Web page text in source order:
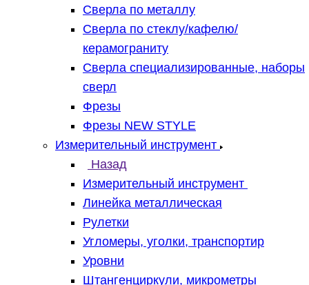
Сверла по металлу
Сверла по стеклу/кафелю/
керамограниту
Сверла специализированные, наборы
сверл
Фрезы
Фрезы NEW STYLE
Измерительный инструмент
Назад
Измерительный инструмент
Линейка металлическая
Рулетки
Угломеры, уголки, транспортир
Уровни
Штангенциркули, микрометры